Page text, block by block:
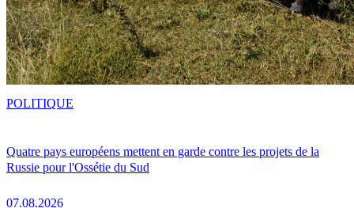
Quatre pays européens mettent en garde contre les projets de la
Russie pour l'Ossétie du Sud
07.08.2026
POLITIQUE